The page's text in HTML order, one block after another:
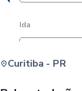
Ida
Curitiba - PR